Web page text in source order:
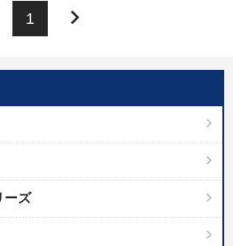
ーズ
1 keyboard_arrow_right